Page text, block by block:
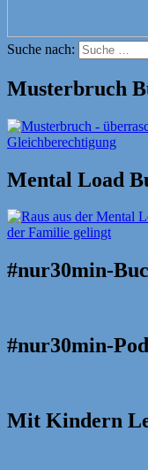
Suche nach:
Musterbruch
Mental Load
#nur30min-
#nur30min-
Mit Kindern